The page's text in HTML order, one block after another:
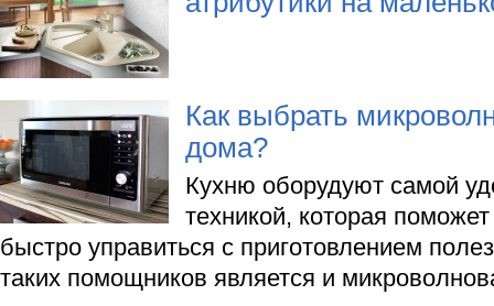
Как выбрать
дома?
Кухню оборудуют самой
техникой, которая
быстро управиться с приготовлением
таких помощников является и